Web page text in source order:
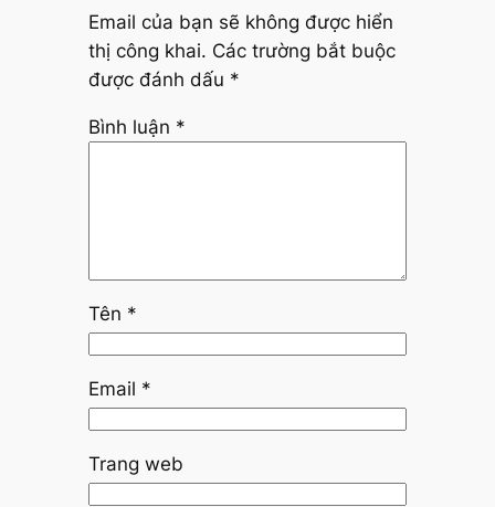
Email của bạn sẽ không được hiển
thị công khai. Các trường bắt buộc
được đánh dấu *
Bình luận *
Tên *
Email *
Trang web